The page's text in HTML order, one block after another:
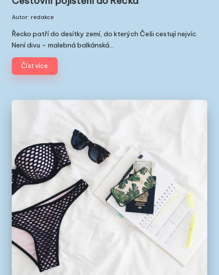
a
v
Ř
e
k
Č
e
ši
v
ř
e
by
Autor: redakce
Řecko patří do desítky zemí, do kterých Češi cestují nejvíc.
Není divu – malebná balkánská…
Číst více